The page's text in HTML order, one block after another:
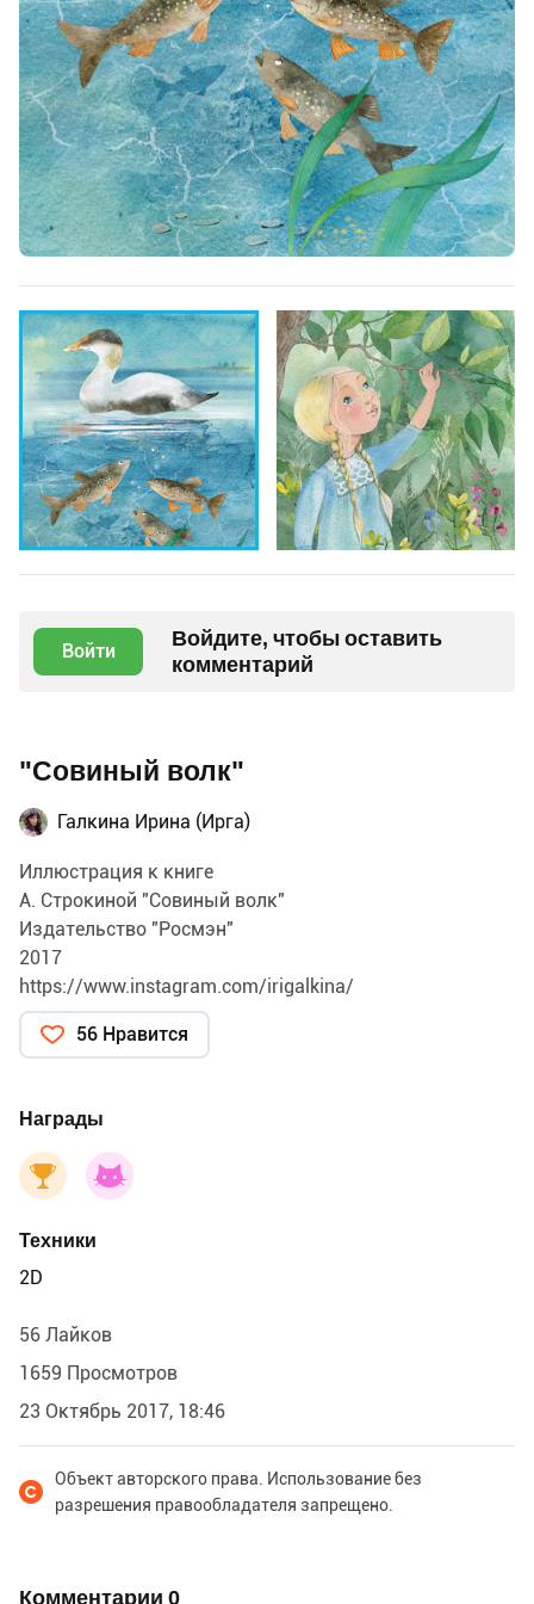
Войти
Войдите, чтобы оставить
комментарий
"Совиный волк"
Галкина Ирина (Ирга)
Иллюстрация к книге
А. Строкиной "Совиный волк"
Издательство "Росмэн"
2017
https://www.instagram.com/irigalkina/
56 Нравится
Награды
Техники
2D
56 Лайков
1659 Просмотров
23 Октябрь 2017, 18:46
Объект авторского права. Использование без
разрешения правообладателя запрещено.
Комментарии 0